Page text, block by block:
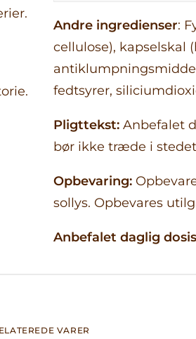
Andre ingredienser:
cellulose), kapselskal
fedtsyrer,
Pligttekst: Anbefalet
bør ikke træde i
Opbevaring:
sollys. Opbevares
Anbefalet daglig
VARER